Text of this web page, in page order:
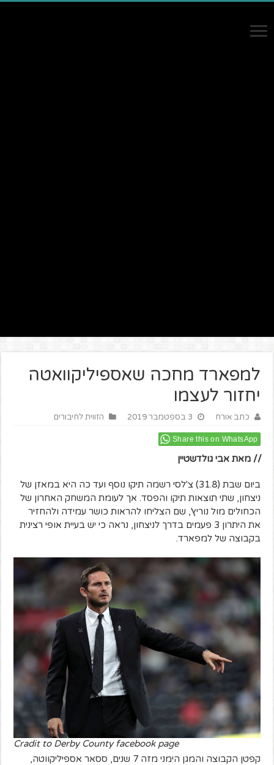
למפארד מחכה שאספיליקוואטה
יחזור לעצמו
כתב אורח 3 בספטמבר 2019 הזווית לחיבורים
Share this on WhatsApp
// מאת אבי גולדשטיין
ביום שבת (31.8) צ'לסי רשמה תיקו נוסף ועד כה היא במאזן של
ניצחון, שתי תוצאות תיקו והפסד. אך לעומת המשחק האחרון של
הכחולים מול נוריץ', שם הצליחו להראות כושר עמידה ולהחזיר
את היתרון 3 פעמים בדרך לניצחון, נראה כי יש בעיית אופי רצינית
בקבוצה של למפארד.
Cradit to Derby County facebook page
קפטן הקבוצה והמגן הימני מזה 7 שנים, ססאר אספיליקווטה,